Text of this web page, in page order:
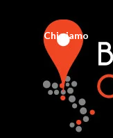
Chi siamo